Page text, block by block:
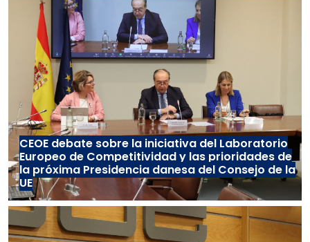
CEOE debate sobre la iniciativa del Laboratorio
Europeo de Competitividad y las prioridades de
la próxima Presidencia danesa del Consejo de la
UE